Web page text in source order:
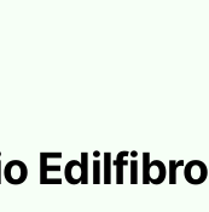
Edilfibro